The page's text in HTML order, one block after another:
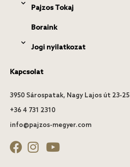
Pajzos Tokaj
Boraink
Jogi nyilatkozat
Kapcsolat
3950 Sárospatak, Nagy Lajos út 23-25
+36 4 731 2310
info@pajzos-megyer.com